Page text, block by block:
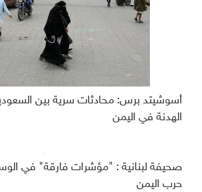
أسوشيتد برس: محادثات سرية بين
الهدنة في اليمن
صحيفة لبنانية : "مؤشرات فارقة" في
حرب اليمن